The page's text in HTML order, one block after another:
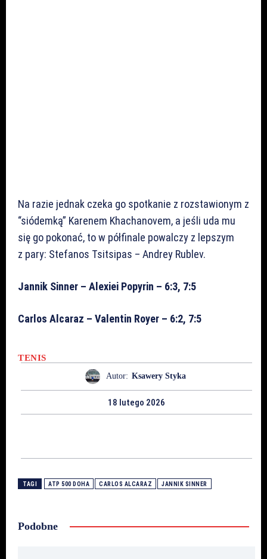
Na razie jednak czeka go spotkanie z rozstawionym z
“siódemką” Karenem Khachanovem, a jeśli uda mu
się go pokonać, to w półfinale powalczy z lepszym
z pary: Stefanos Tsitsipas – Andrey Rublev.
Jannik Sinner – Alexiei Popyrin – 6:3, 7:5
Carlos Alcaraz – Valentin Royer – 6:2, 7:5
TENIS
Autor: Ksawery Styka
18 lutego 2026
TAGI ATP 500 DOHA CARLOS ALCARAZ JANNIK SINNER
Podobne